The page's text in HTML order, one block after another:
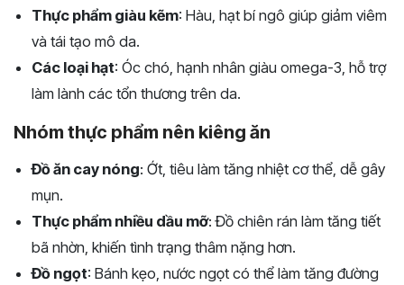
Thực phẩm giàu kẽm: Hàu, hạt bí ngô giúp giảm viêm
và tái tạo mô da.
Các loại hạt: Óc chó, hạnh nhân giàu omega-3, hỗ trợ
làm lành các tổn thương trên da.
Nhóm thực phẩm nên kiêng ăn
Đồ ăn cay nóng: Ớt, tiêu làm tăng nhiệt cơ thể, dễ gây
mụn.
Thực phẩm nhiều dầu mỡ: Đồ chiên rán làm tăng tiết
bã nhờn, khiến tình trạng thâm nặng hơn.
Đồ ngọt: Bánh kẹo, nước ngọt có thể làm tăng đường